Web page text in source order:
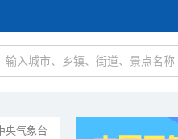
央气象台